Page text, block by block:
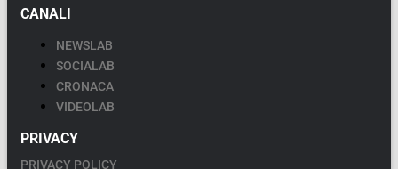
CANALI
NEWSLAB
SOCIALAB
CRONACA
VIDEOLAB
PRIVACY
PRIVACY POLICY